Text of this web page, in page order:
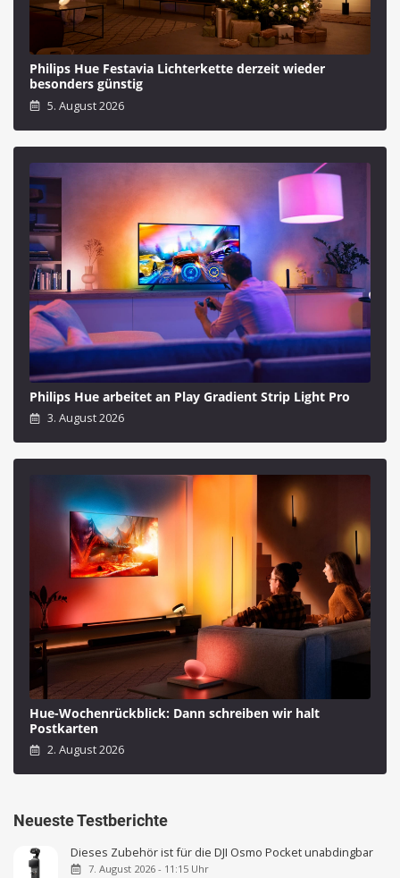
Philips Hue Festavia Lichterkette derzeit wieder
besonders günstig
5. August 2026
Philips Hue arbeitet an Play Gradient Strip Light Pro
3. August 2026
Hue-Wochenrückblick: Dann schreiben wir halt
Postkarten
2. August 2026
Neueste Testberichte
Dieses Zubehör ist für die DJI Osmo Pocket unabdingbar
7. August 2026 - 11:15 Uhr